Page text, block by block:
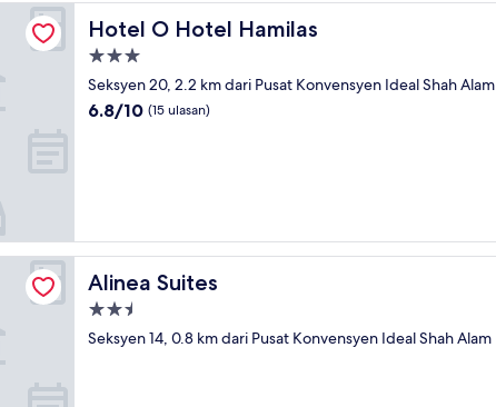
Hotel O Hotel Hamilas
Hotel O Hotel Hamilas
Hartanah
3.0
bintang
Seksyen 20, 2.2 km dari Pusat Konvensyen Ideal Shah Alam
6.8
6.8/10 (15 ulasan)
Alinea Suites
Alinea Suites
Hartanah
2.5
Seksyen 14, 0.8 km dari Pusat Konvensyen Ideal Shah Alam